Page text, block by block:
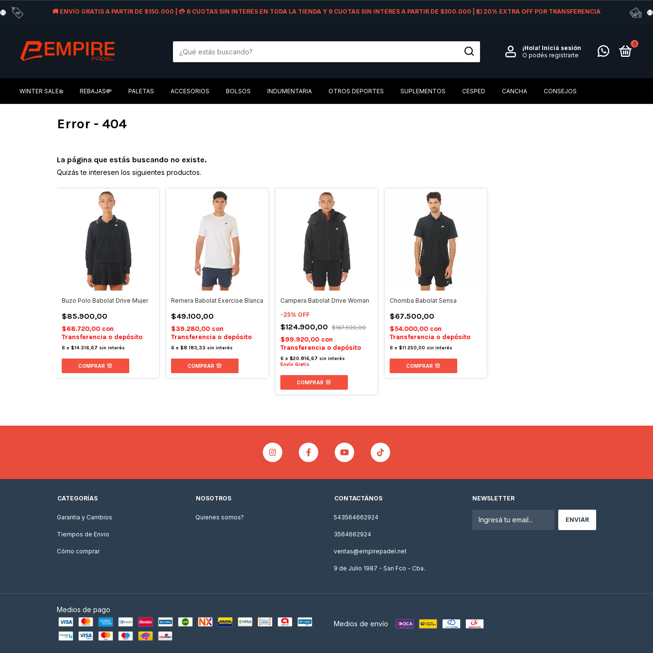
🚚 ENVÍO GRATIS A PARTIR DE $150.000 | 💳 6 CUOTAS SIN INTERÉS EN TODA LA TIENDA Y 9 CUOTAS SIN INTERES A PARTIR DE $300.000 | 💵 20% EXTRA OFF POR TRANSFERENCIA
¡Hola! Iniciá sesión
O podés registrarte
0
WINTER SALE❄️ REBAJAS💸 PALETAS ACCESORIOS BOLSOS INDUMENTARIA OTROS DEPORTES SUPLEMENTOS CESPED CANCHA CONSEJOS
Error - 404
La página que estás buscando no existe.
Quizás te interesen los siguientes productos.
Buzo Polo Babolat Drive Mujer
$85.900,00
$68.720,00 con
Transferencia o depósito
6 x $14.316,67 sin interés
COMPRAR
Remera Babolat Exercise Blanca
$49.100,00
$39.280,00 con
Transferencia o depósito
6 x $8.183,33 sin interés
COMPRAR
Campera Babolat Drive Woman
-25% OFF
$124.900,00 $167.500,00
$99.920,00 con
Transferencia o depósito
6 x $20.816,67 sin interés
Envío Gratis
COMPRAR
Chomba Babolat Sensa
$67.500,00
$54.000,00 con
Transferencia o depósito
6 x $11.250,00 sin interés
COMPRAR
CATEGORÍAS
Garantia y Cambios
Tiempos de Envio
Cómo comprar
NOSOTROS
Quienes somos?
CONTACTÁNOS
543564662924
3564662924
ventas@empirepadel.net
9 de Julio 1987 - San Fco - Cba.
NEWSLETTER
Medios de pago
Medios de envío